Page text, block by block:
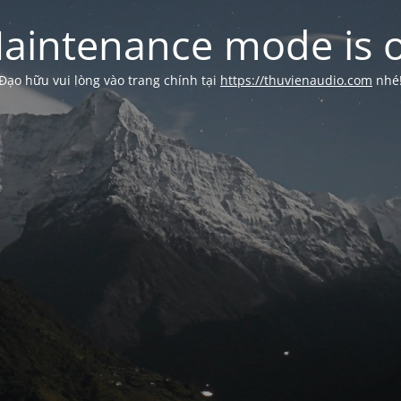
mode is
hữu vui lòng vào trang chính tại https://thuvienaudio.com